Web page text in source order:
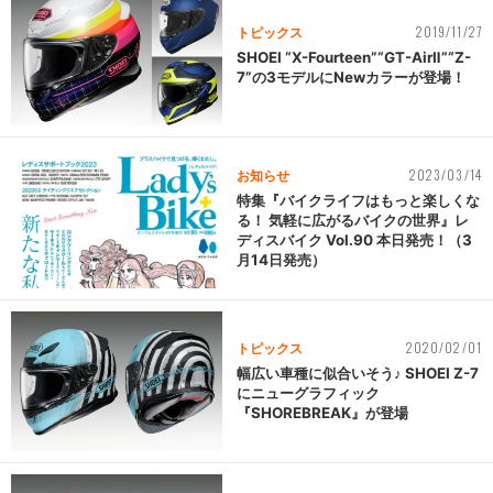
トピックス 2019/11/27
SHOEI “X-Fourteen”“GT-AirⅡ”“Z-
7”の3モデルにNewカラーが登場！
お知らせ 2023/03/14
特集『バイクライフはもっと楽しくな
る！ 気軽に広がるバイクの世界』レ
ディスバイク Vol.90 本日発売！（3
月14日発売）
トピックス 2020/02/01
幅広い車種に似合いそう♪ SHOEI Z-7
にニューグラフィック
『SHOREBREAK』が登場